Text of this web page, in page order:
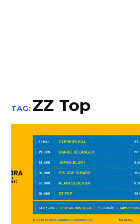
TAG: ZZ Top